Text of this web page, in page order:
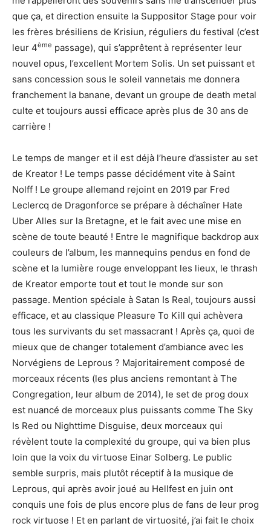
que ça, et direction ensuite la Suppositor Stage pour voir
les frères brésiliens de Krisiun, réguliers du festival (c’est
leur 4ème passage), qui s’apprêtent à représenter leur
nouvel opus, l’excellent Mortem Solis. Un set puissant et
sans concession sous le soleil vannetais me donnera
franchement la banane, devant un groupe de death metal
culte et toujours aussi efficace après plus de 30 ans de
carrière !
Le temps de manger et il est déjà l’heure d’assister au set
de Kreator ! Le temps passe décidément vite à Saint
Nolff ! Le groupe allemand rejoint en 2019 par Fred
Leclercq de Dragonforce se prépare à déchaîner Hate
Uber Alles sur la Bretagne, et le fait avec une mise en
scène de toute beauté ! Entre le magnifique backdrop aux
couleurs de l’album, les mannequins pendus en fond de
scène et la lumière rouge enveloppant les lieux, le thrash
de Kreator emporte tout et tout le monde sur son
passage. Mention spéciale à Satan Is Real, toujours aussi
efficace, et au classique Pleasure To Kill qui achèvera
tous les survivants du set massacrant ! Après ça, quoi de
mieux que de changer totalement d’ambiance avec les
Norvégiens de Leprous ? Majoritairement composé de
morceaux récents (les plus anciens remontant à The
Congregation, leur album de 2014), le set de prog doux
est nuancé de morceaux plus puissants comme The Sky
Is Red ou Nighttime Disguise, deux morceaux qui
révèlent toute la complexité du groupe, qui va bien plus
loin que la voix du virtuose Einar Solberg. Le public
semble surpris, mais plutôt réceptif à la musique de
Leprous, qui après avoir joué au Hellfest en juin ont
conquis une fois de plus encore plus de fans de leur prog
rock virtuose ! Et en parlant de virtuosité, j’ai fait le choix